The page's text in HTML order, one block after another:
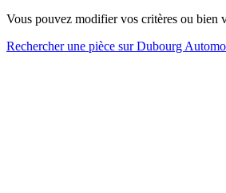
Vous pouvez modifier vos critères ou bien
Rechercher une pièce sur Dubourg